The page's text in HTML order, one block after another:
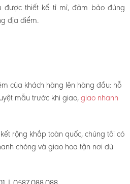
được thiết kế tỉ mỉ, đảm bảo đúng
địa điểm.
của khách hàng lên hàng đầu: hỗ
mẫu trước khi giao,giao nhanh
rộng khắp toàn quốc, chúng tôi có
chóng và giao hoa tận nơi dù